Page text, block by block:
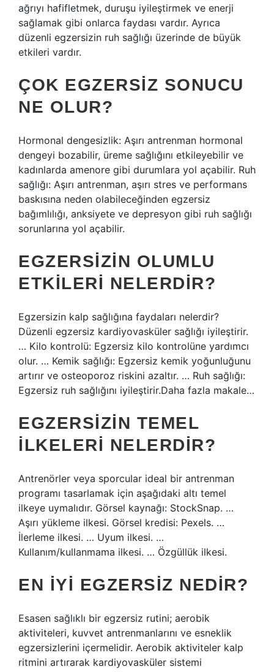
ağrıyı hafifletmek, duruşu iyileştirmek ve enerji
sağlamak gibi onlarca faydası vardır. Ayrıca
düzenli egzersizin ruh sağlığı üzerinde de büyük
etkileri vardır.
ÇOK EGZERSIZ SONUCU
NE OLUR?
Hormonal dengesizlik: Aşırı antrenman hormonal
dengeyi bozabilir, üreme sağlığını etkileyebilir ve
kadınlarda amenore gibi durumlara yol açabilir. Ruh
sağlığı: Aşırı antrenman, aşırı stres ve performans
baskısına neden olabileceğinden egzersiz
bağımlılığı, anksiyete ve depresyon gibi ruh sağlığı
sorunlarına yol açabilir.
EGZERSIZIN OLUMLU
ETKILERI NELERDIR?
Egzersizin kalp sağlığına faydaları nelerdir?
Düzenli egzersiz kardiyovasküler sağlığı iyileştirir.
… Kilo kontrolü: Egzersiz kilo kontrolüne yardımcı
olur. … Kemik sağlığı: Egzersiz kemik yoğunluğunu
artırır ve osteoporoz riskini azaltır. … Ruh sağlığı:
Egzersiz ruh sağlığını iyileştirir.Daha fazla makale…
EGZERSIZIN TEMEL
ILKELERI NELERDIR?
Antrenörler veya sporcular ideal bir antrenman
programı tasarlamak için aşağıdaki altı temel
ilkeye uymalıdır. Görsel kaynağı: StockSnap. …
Aşırı yükleme ilkesi. Görsel kredisi: Pexels. …
İlerleme ilkesi. … Uyum ilkesi. …
Kullanım/kullanmama ilkesi. … Özgüllük ilkesi.
EN IYI EGZERSIZ NEDIR?
Esasen sağlıklı bir egzersiz rutini; aerobik
aktiviteleri, kuvvet antrenmanlarını ve esneklik
egzersizlerini içermelidir. Aerobik aktiviteler kalp
ritmini artırarak kardiyovasküler sistemi